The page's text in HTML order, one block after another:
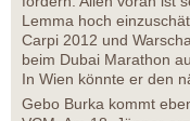
Lemma hoch
Carpi 2012 und
beim Dubai Marathon
In Wien könnte er den
Gebo Burka kommt